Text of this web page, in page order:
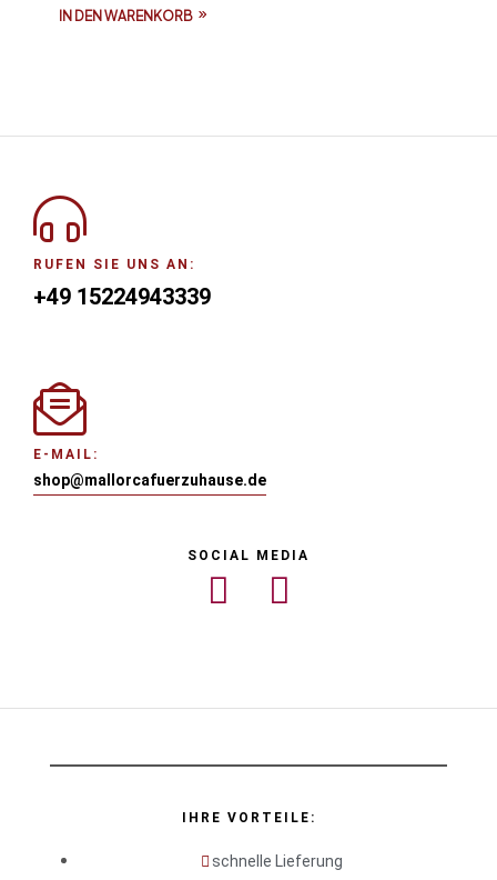
IN DEN WARENKORB
RUFEN SIE UNS AN:
+49 15224943339
E-MAIL:
shop@mallorcafuerzuhause.de
SOCIAL MEDIA
IHRE VORTEILE:
schnelle Lieferung